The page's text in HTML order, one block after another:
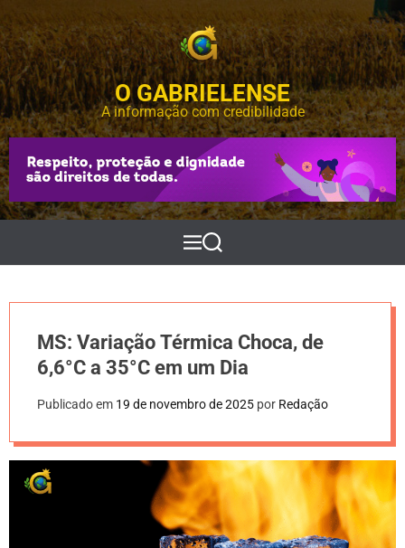
k
p
t
o
c
o
n
t
e
O GABRIELENSE
A informação com credibilidade
M
e
P
e
s
r
MS: Variação Térmica Choca, de
6,6°C a 35°C em um Dia
Publicado em 19 de novembro de 2025 por Redação